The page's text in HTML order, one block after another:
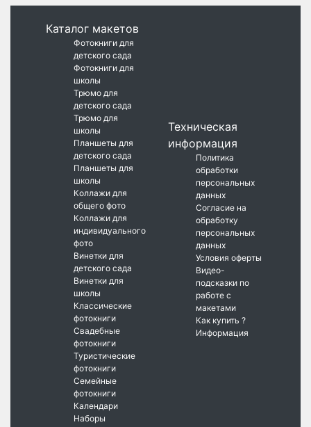
Каталог макетов
Фотокниги для
детского сада
Фотокниги для
школы
Трюмо для
детского сада
Трюмо для
школы
Планшеты для
детского сада
Планшеты для
школы
Коллажи для
общего фото
Коллажи для
индивидуального
фото
Винетки для
детского сада
Винетки для
школы
Классические
фотокниги
Свадебные
фотокниги
Туристические
фотокниги
Семейные
фотокниги
Календари
Наборы
Техническая
информация
Политика
обработки
персональных
данных
Согласие на
обработку
персональных
данных
Условия оферты
Видео-
подсказки по
работе с
макетами
Как купить ?
Информация